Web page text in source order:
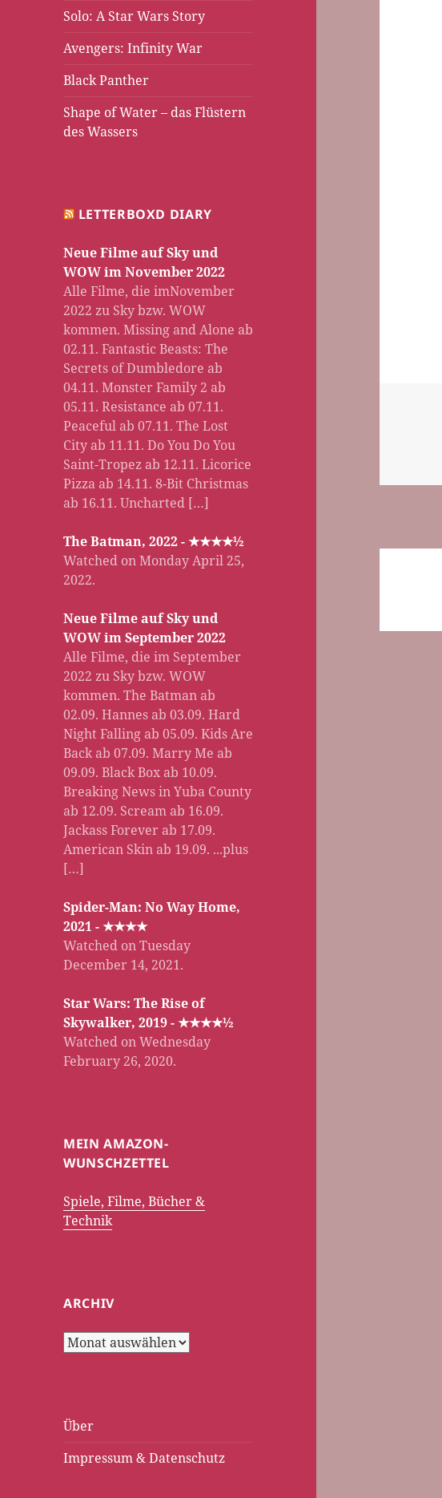
Solo: A Star Wars Story
Avengers: Infinity War
Black Panther
Shape of Water – das Flüstern
des Wassers
LETTERBOXD DIARY
Neue Filme auf Sky und
WOW im November 2022
Alle Filme, die imNovember
2022 zu Sky bzw. WOW
kommen. Missing and Alone ab
02.11. Fantastic Beasts: The
Secrets of Dumbledore ab
04.11. Monster Family 2 ab
05.11. Resistance ab 07.11.
Peaceful ab 07.11. The Lost
City ab 11.11. Do You Do You
Saint-Tropez ab 12.11. Licorice
Pizza ab 14.11. 8-Bit Christmas
ab 16.11. Uncharted […]
The Batman, 2022 - ★★★★½
Watched on Monday April 25,
2022.
Neue Filme auf Sky und
WOW im September 2022
Alle Filme, die im September
2022 zu Sky bzw. WOW
kommen. The Batman ab
02.09. Hannes ab 03.09. Hard
Night Falling ab 05.09. Kids Are
Back ab 07.09. Marry Me ab
09.09. Black Box ab 10.09.
Breaking News in Yuba County
ab 12.09. Scream ab 16.09.
Jackass Forever ab 17.09.
American Skin ab 19.09. ...plus
[…]
Spider-Man: No Way Home,
2021 - ★★★★
Watched on Tuesday
December 14, 2021.
Star Wars: The Rise of
Skywalker, 2019 - ★★★★½
Watched on Wednesday
February 26, 2020.
MEIN AMAZON-
WUNSCHZETTEL
Spiele, Filme, Bücher &
Technik
ARCHIV
Archiv
Über
Impressum & Datenschutz